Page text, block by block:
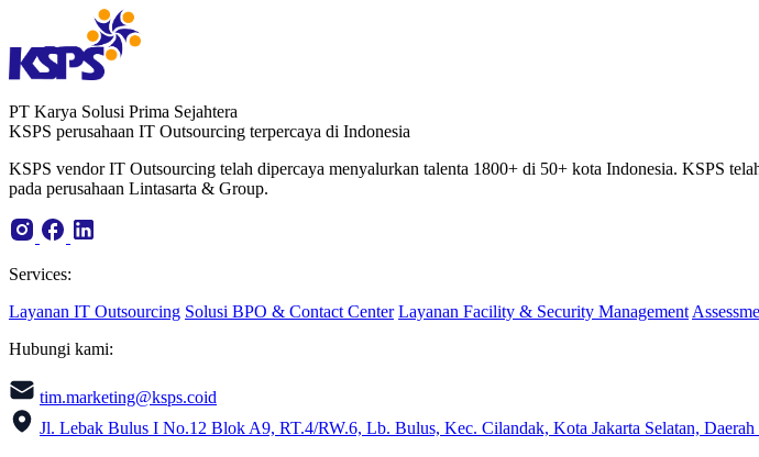
PT Karya Solusi Prima Sejahtera
KSPS perusahaan IT Outsourcing terpercaya di Indonesia
KSPS vendor IT Outsourcing telah dipercaya menyalurkan talenta 1800+ di 50+ kota Indonesia. KSPS
pada perusahaan Lintasarta & Group.
Services:
Layanan IT Outsourcing Solusi BPO & Contact Center Layanan Facility & Security Management
Hubungi kami:
tim.marketing@ksps.coid
Jl. Lebak Bulus I No.12 Blok A9, RT.4/RW.6, Lb. Bulus, Kec. Cilandak, Kota Jakarta Selatan, Daerah